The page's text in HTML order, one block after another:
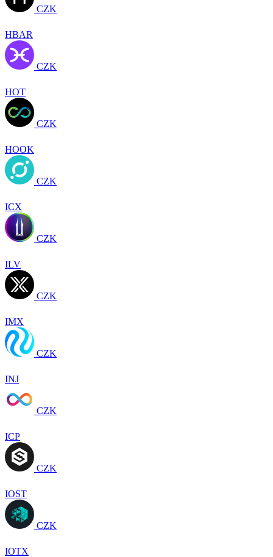
CZK
HBAR
CZK
HOT
CZK
HOOK
CZK
ICX
CZK
ILV
CZK
IMX
CZK
INJ
CZK
ICP
CZK
IOST
CZK
IOTX